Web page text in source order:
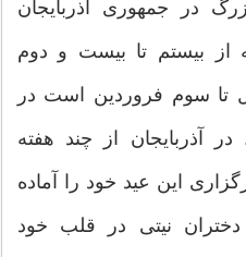
در جمهوری آذربایجان
بیستم تا بیست و دوم
تا سوم فروردین است در
آذربایجان از چند هفته
این عید خود را آماده
نیتی در قلب خود